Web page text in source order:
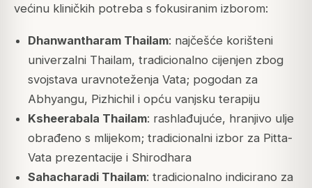
većinu kliničkih potreba s fokusiranim izborom:
Dhanwantharam Thailam: najčešće korišteni
univerzalni Thailam, tradicionalno cijenjen zbog
svojstava uravnoteženja Vata; pogodan za
Abhyangu, Pizhichil i opću vanjsku terapiju
Ksheerabala Thailam: rashlađujuće, hranjivo ulje
obrađeno s mlijekom; tradicionalni izbor za Pitta-
Vata prezentacije i Shirodhara
Sahacharadi Thailam: tradicionalno indicirano za